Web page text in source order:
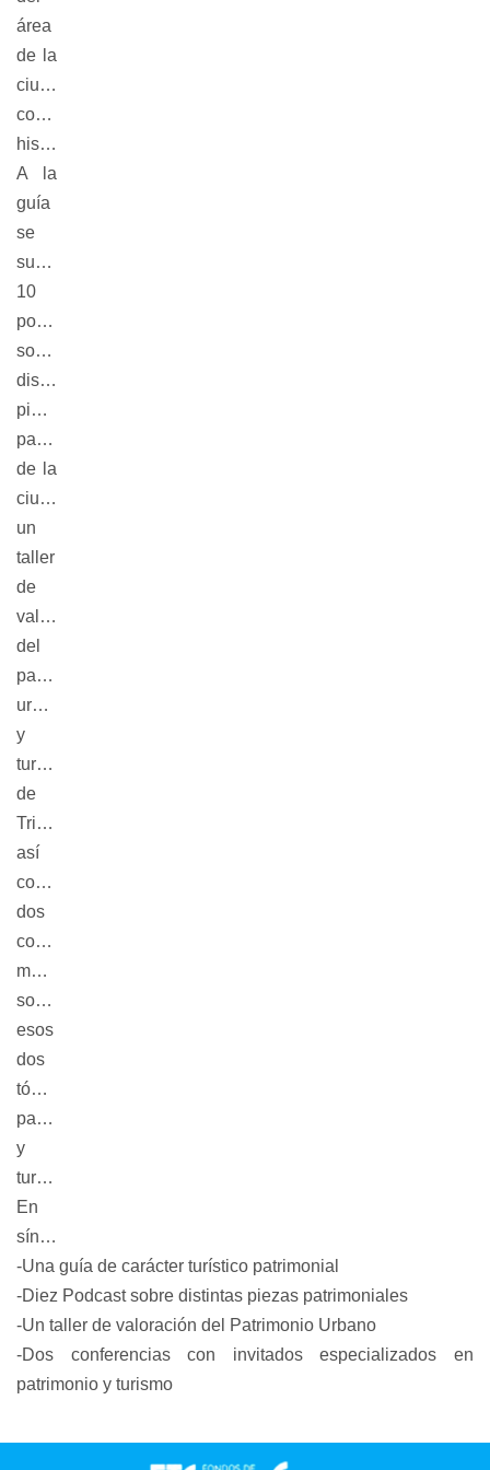
área
de la
ciudad
considerada
histórica.
A la
guía
se
suman
10
podcast
sobre
distintas
piezas
patrimoniales
de la
ciudad,
un
taller
de
valoración
del
patrimonio
urbano
y
turístico
de
Trinidad,
así
como
dos
conferencias
magistrales
sobre
esos
dos
tópicos:
patrimonio
y
turismo.
En
síntesis:
-Una guía de carácter turístico patrimonial
-Diez Podcast sobre distintas piezas patrimoniales
-Un taller de valoración del Patrimonio Urbano
-Dos conferencias con invitados especializados en
patrimonio y turismo